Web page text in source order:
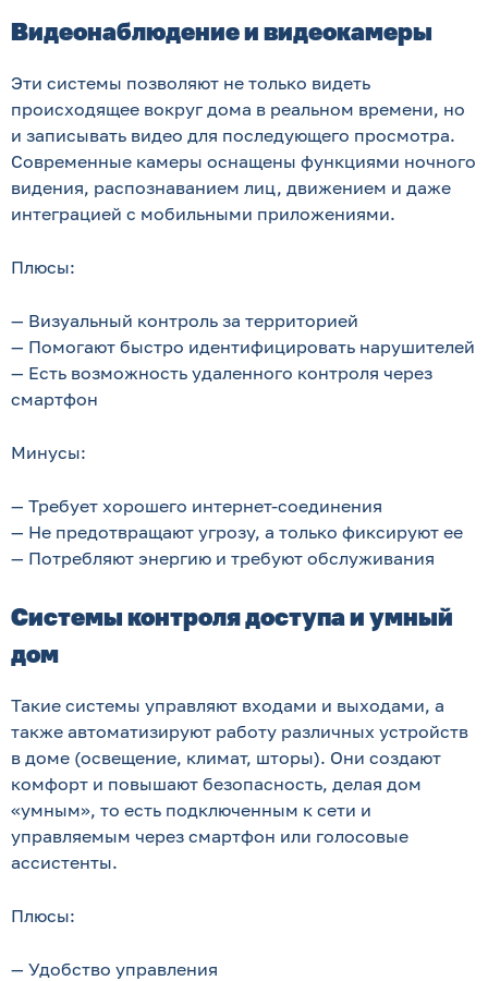
Видеонаблюдение и видеокамеры
Эти системы позволяют не только видеть
происходящее вокруг дома в реальном времени, но
и записывать видео для последующего просмотра.
Современные камеры оснащены функциями ночного
видения, распознаванием лиц, движением и даже
интеграцией с мобильными приложениями.
Плюсы:
— Визуальный контроль за территорией
— Помогают быстро идентифицировать нарушителей
— Есть возможность удаленного контроля через
смартфон
Минусы:
— Требует хорошего интернет-соединения
— Не предотвращают угрозу, а только фиксируют ее
— Потребляют энергию и требуют обслуживания
Системы контроля доступа и умный
дом
Такие системы управляют входами и выходами, а
также автоматизируют работу различных устройств
в доме (освещение, климат, шторы). Они создают
комфорт и повышают безопасность, делая дом
«умным», то есть подключенным к сети и
управляемым через смартфон или голосовые
ассистенты.
Плюсы:
— Удобство управления